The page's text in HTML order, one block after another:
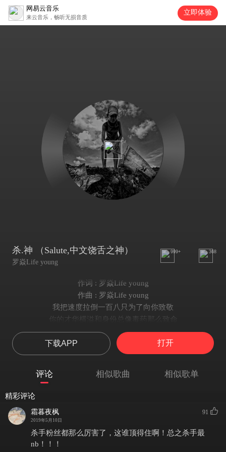
网易云音乐
来云音乐，畅听无损音质
立即体验
杀.神 （Salute,中文饶舌之神）
罗焱Life young
999+ 368
作词 : 罗焱Life young
作曲 : 罗焱Life young
我把速度拉倒一百八只为了向你致敬
你的才华横溢和身份总像毒药那么致命
中国黑怕历史上你是那颗最闪耀的星星
就像是“蛟龙”或者“雷霆”中最强悍的精英
不需要太多肉麻的话也不需要太多旋律
看现在的三脚猫到处炫耀他微薄的功绩
辉煌时看破 名利的淡泊 见证了巅峰和历史的斑驳
人们都再说的 都是他玩过的
下载APP 打开
评论 相似歌曲 相似歌单
精彩评论
霜暮夜枫
2019年5月10日
91
杀手粉丝都那么厉害了，这谁顶得住啊！总之杀手最
nb！！！